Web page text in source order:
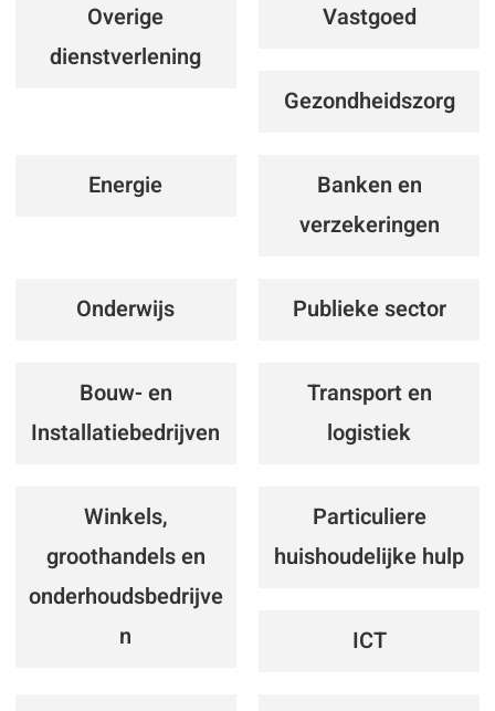
Overige
dienstverlening
Vastgoed
Gezondheidszorg
Energie
Banken en
verzekeringen
Onderwijs Publieke sector
Bouw- en
Installatiebedrijven
Transport en
logistiek
Winkels,
groothandels en
onderhoudsbedrijve
n
Particuliere
huishoudelijke hulp
ICT